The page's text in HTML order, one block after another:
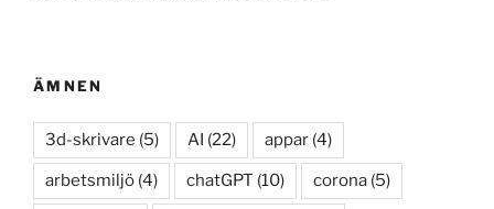
ÄMNEN
3d-skrivare (5) AI (22) appar (4)
arbetsmiljö (4) chatGPT (10) corona (5)